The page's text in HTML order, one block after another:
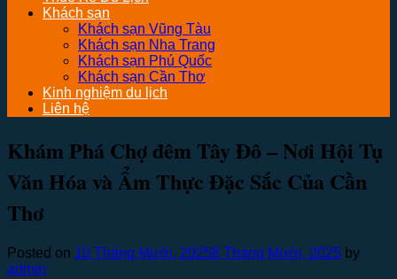
Khách sạn
Khách sạn Vũng Tàu
Khách sạn Nha Trang
Khách sạn Phú Quốc
Khách sạn Cần Thơ
Kinh nghiệm du lịch
Liên hệ
Khám Phá Chợ đêm Tây Đô – Nơi Hội Tụ
Văn Hóa và Ẩm Thực Đặc Sắc Của Cần
Thơ
Posted on 10 Tháng Mười, 20258 Tháng Mười, 2025 by
admin